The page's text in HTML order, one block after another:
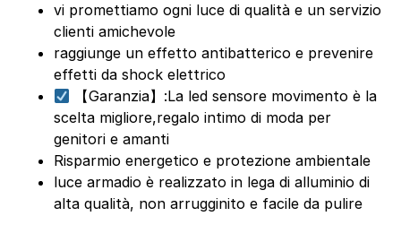
vi promettiamo ogni luce di qualità e un servizio
clienti amichevole
raggiunge un effetto antibatterico e prevenire
effetti da shock elettrico
【Garanzia】:La led sensore movimento è la
scelta migliore,regalo intimo di moda per
genitori e amanti
Risparmio energetico e protezione ambientale
luce armadio è realizzato in lega di alluminio di
alta qualità, non arrugginito e facile da pulire